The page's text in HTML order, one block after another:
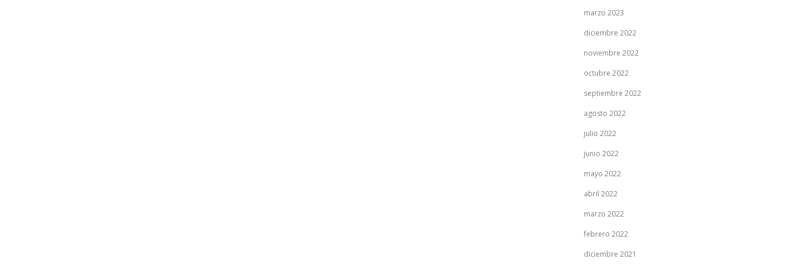
marzo 2023
diciembre 2022
noviembre 2022
octubre 2022
septiembre 2022
agosto 2022
julio 2022
junio 2022
mayo 2022
abril 2022
marzo 2022
febrero 2022
diciembre 2021